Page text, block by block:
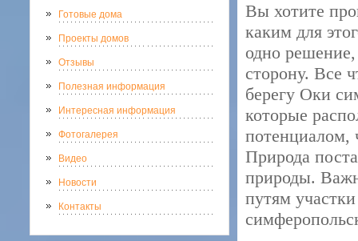
Готовые дома
Проекты домов
Отзывы
Полезная информация
Интересная информация
Фотогалерея
Видео
Новости
Контакты
Вы хотите
каким для
одно
сторону. Все
берегу Оки
которые
потенциалом,
Природа
природы.
путям